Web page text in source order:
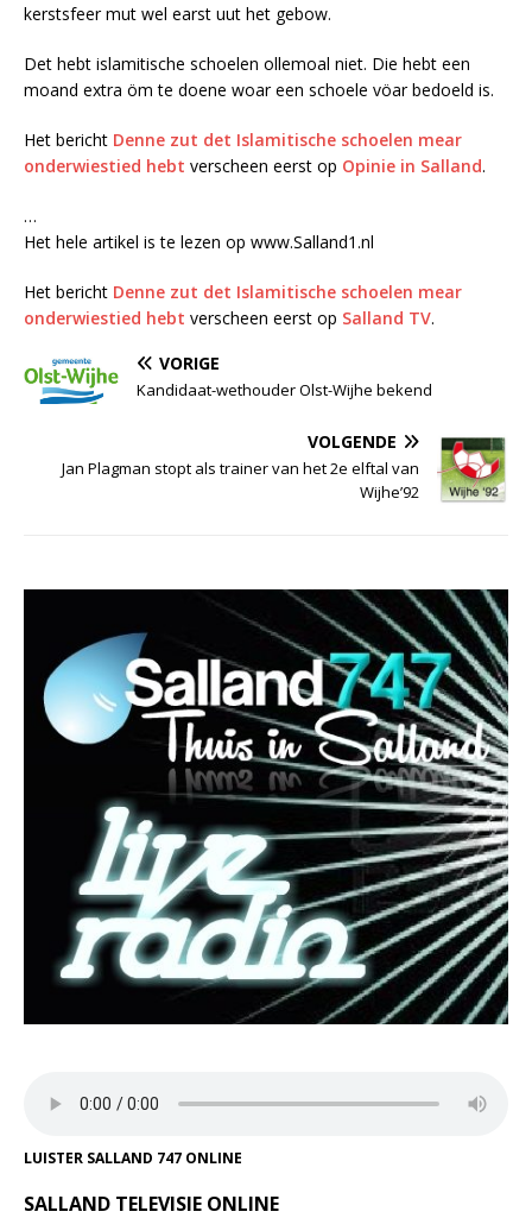
kerstsfeer mut wel earst uut het gebow.
Det hebt islamitische schoelen ollemoal niet. Die hebt een
moand extra öm te doene woar een schoele vöar bedoeld is.
Het bericht Denne zut det Islamitische schoelen mear
onderwiestied hebt verscheen eerst op Opinie in Salland.
…
Het hele artikel is te lezen op www.Salland1.nl
Het bericht Denne zut det Islamitische schoelen mear
onderwiestied hebt verscheen eerst op Salland TV.
VORIGE
Kandidaat-wethouder Olst-Wijhe bekend
VOLGENDE
Jan Plagman stopt als trainer van het 2e elftal van
Wijhe’92
LUISTER SALLAND 747 ONLINE
SALLAND TELEVISIE ONLINE